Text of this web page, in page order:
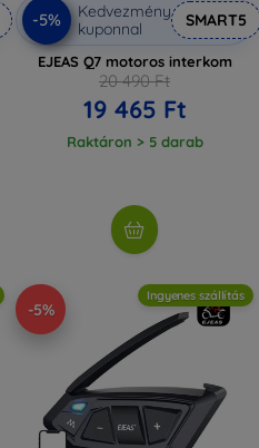
-5%
Kedvezmény
kuponnal
SMART5
EJEAS Q7 motoros interkom
20 490 Ft
19 465 Ft
Raktáron > 5 darab
-5%
Ingyenes szállítás